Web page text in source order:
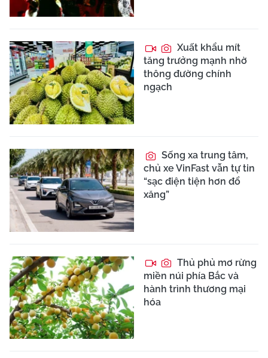
Xuất khẩu mít
tăng trưởng mạnh nhờ
thông đường chính
ngạch
Sống xa trung tâm,
chủ xe VinFast vẫn tự tin
“sạc điện tiện hơn đổ
xăng”
Thủ phủ mơ rừng
miền núi phía Bắc và
hành trình thương mại
hóa